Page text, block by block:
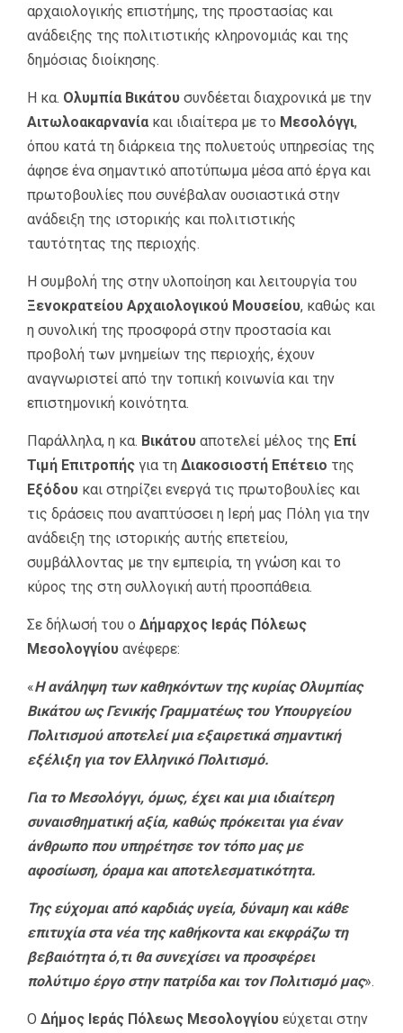
αρχαιολογικής επιστήμης, της προστασίας και
ανάδειξης της πολιτιστικής κληρονομιάς και της
δημόσιας διοίκησης.
Η κα. Ολυμπία Βικάτου συνδέεται διαχρονικά με την
Αιτωλοακαρνανία και ιδιαίτερα με το Μεσολόγγι,
όπου κατά τη διάρκεια της πολυετούς υπηρεσίας της
άφησε ένα σημαντικό αποτύπωμα μέσα από έργα και
πρωτοβουλίες που συνέβαλαν ουσιαστικά στην
ανάδειξη της ιστορικής και πολιτιστικής
ταυτότητας της περιοχής.
Η συμβολή της στην υλοποίηση και λειτουργία του
Ξενοκρατείου Αρχαιολογικού Μουσείου, καθώς και
η συνολική της προσφορά στην προστασία και
προβολή των μνημείων της περιοχής, έχουν
αναγνωριστεί από την τοπική κοινωνία και την
επιστημονική κοινότητα.
Παράλληλα, η κα. Βικάτου αποτελεί μέλος της Επί
Τιμή Επιτροπής για τη Διακοσιοστή Επέτειο της
Εξόδου και στηρίζει ενεργά τις πρωτοβουλίες και
τις δράσεις που αναπτύσσει η Ιερή μας Πόλη για την
ανάδειξη της ιστορικής αυτής επετείου,
συμβάλλοντας με την εμπειρία, τη γνώση και το
κύρος της στη συλλογική αυτή προσπάθεια.
Σε δήλωσή του ο Δήμαρχος Ιεράς Πόλεως
Μεσολογγίου ανέφερε:
«Η ανάληψη των καθηκόντων της κυρίας Ολυμπίας
Βικάτου ως Γενικής Γραμματέως του Υπουργείου
Πολιτισμού αποτελεί μια εξαιρετικά σημαντική
εξέλιξη για τον Ελληνικό Πολιτισμό.
Για το Μεσολόγγι, όμως, έχει και μια ιδιαίτερη
συναισθηματική αξία, καθώς πρόκειται για έναν
άνθρωπο που υπηρέτησε τον τόπο μας με
αφοσίωση, όραμα και αποτελεσματικότητα.
Της εύχομαι από καρδιάς υγεία, δύναμη και κάθε
επιτυχία στα νέα της καθήκοντα και εκφράζω τη
βεβαιότητα ό,τι θα συνεχίσει να προσφέρει
πολύτιμο έργο στην πατρίδα και τον Πολιτισμό μας».
Ο Δήμος Ιεράς Πόλεως Μεσολογγίου εύχεται στην